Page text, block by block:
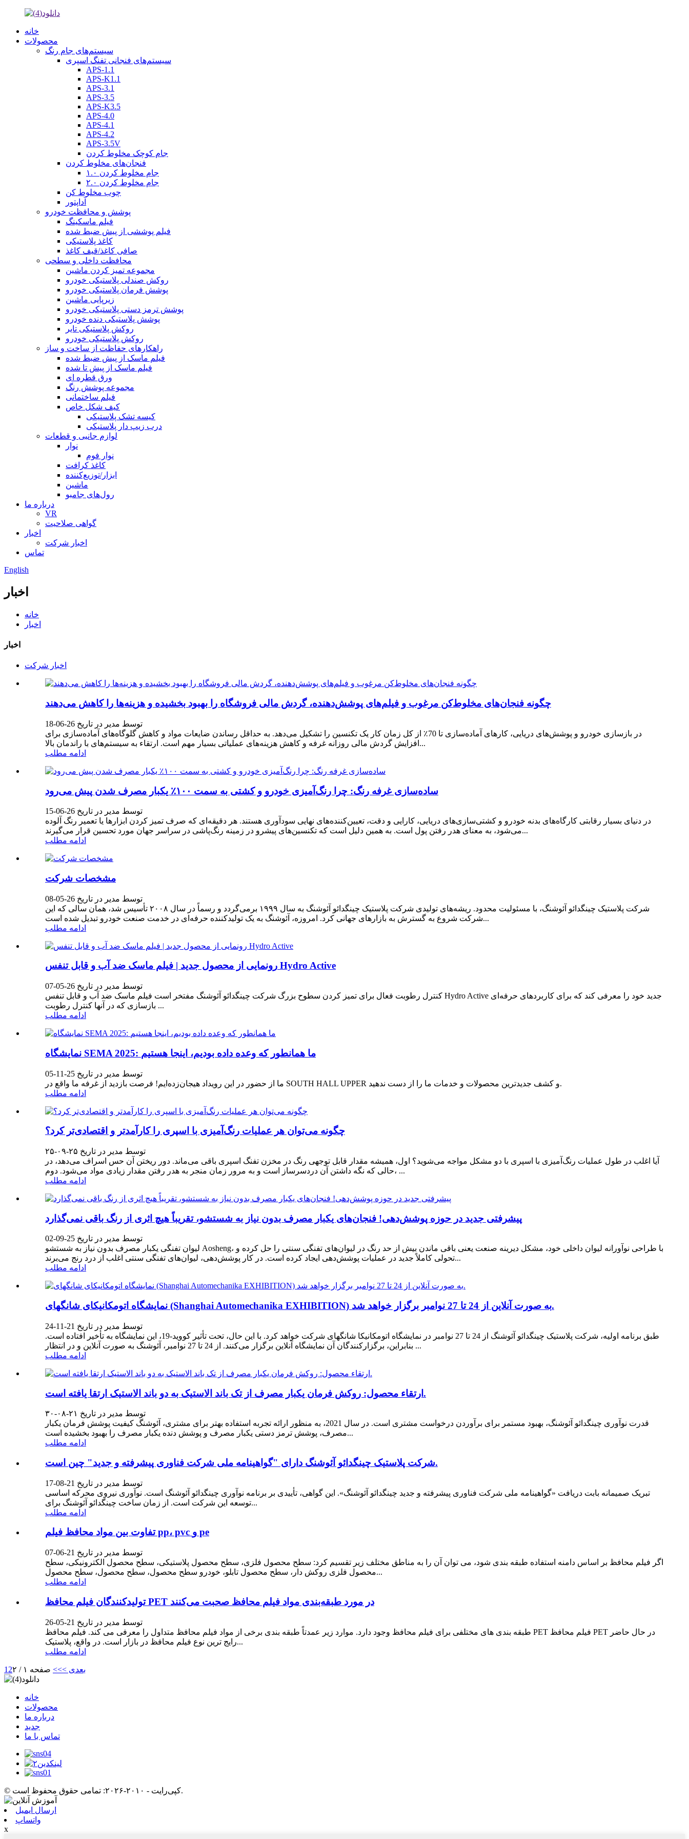
خانه
محصولات
سیستم‌های جام رنگ
سیستم‌های فنجانی تفنگ اسپری
APS-1.1
APS-K1.1
APS-3.1
APS-3.5
APS-K3.5
APS-4.0
APS-4.1
APS-4.2
APS-3.5V
جام کوچک مخلوط کردن
فنجان‌های مخلوط کردن
جام مخلوط کردن ۱.۰
جام مخلوط کردن ۲.۰
چوب مخلوط کن
آداپتور
پوشش و محافظت خودرو
فیلم ماسکینگ
فیلم پوششی از پیش ضبط شده
کاغذ پلاستیکی
صافی کاغذ/قیف کاغذ
محافظت داخلی و سطحی
مجموعه تمیز کردن ماشین
روکش صندلی پلاستیکی خودرو
پوشش فرمان پلاستیکی خودرو
زیرپایی ماشین
پوشش ترمز دستی پلاستیکی خودرو
پوشش پلاستیکی دنده خودرو
روکش پلاستیکی تایر
روکش پلاستیکی خودرو
راهکارهای حفاظت از ساخت و ساز
فیلم ماسک از پیش ضبط شده
فیلم ماسک از پیش تا شده
ورق قطره ای
مجموعه پوشش رنگ
فیلم ساختمانی
کیف شکل خاص
کیسه تشک پلاستیکی
درب زیپ دار پلاستیکی
لوازم جانبی و قطعات
نوار
نوار فوم
کاغذ کرافت
ابزار/توزیع‌کننده
ماشین
رول‌های جامبو
درباره ما
VR
گواهی صلاحیت
اخبار
اخبار شرکت
تماس
English
اخبار
خانه
اخبار
اخبار
اخبار شرکت
چگونه فنجان‌های مخلوط‌کن مرغوب و فیلم‌های پوشش‌دهنده، گردش مالی فروشگاه را بهبود بخشیده و هزینه‌ها را کاهش می‌دهند
توسط مدیر در تاریخ 26-06-18
در بازسازی خودرو و پوشش‌های دریایی، کارهای آماده‌سازی تا 70٪ از کل زمان کار یک تکنسین را تشکیل می‌دهد. به حداقل رساندن ضایعات مواد و کاهش گلوگاه‌های آماده‌سازی برای
افزایش گردش مالی روزانه غرفه و کاهش هزینه‌های عملیاتی بسیار مهم است. ارتقاء به سیستم‌های با راندمان بالا...
ادامه مطلب
ساده‌سازی غرفه رنگ: چرا رنگ‌آمیزی خودرو و کشتی به سمت ۱۰۰٪ یکبار مصرف شدن پیش می‌رود
توسط مدیر در تاریخ 26-06-15
در دنیای بسیار رقابتی کارگاه‌های بدنه خودرو و کشتی‌سازی‌های دریایی، کارایی و دقت، تعیین‌کننده‌های نهایی سودآوری هستند. هر دقیقه‌ای که صرف تمیز کردن ابزارها یا تعمیر رنگ آلوده
می‌شود، به معنای هدر رفتن پول است. به همین دلیل است که تکنسین‌های پیشرو در زمینه رنگ‌پاشی در سراسر جهان مورد تحسین قرار می‌گیرند...
ادامه مطلب
مشخصات شرکت
توسط مدیر در تاریخ 26-05-08
شرکت پلاستیک چینگدائو آئوشنگ، با مسئولیت محدود. ریشه‌های تولیدی شرکت پلاستیک چینگدائو آئوشنگ به سال ۱۹۹۹ برمی‌گردد و رسماً در سال ۲۰۰۸ تأسیس شد، همان سالی که این
شرکت شروع به گسترش به بازارهای جهانی کرد. امروزه، آئوشنگ به یک تولیدکننده حرفه‌ای در خدمت صنعت خودرو تبدیل شده است...
ادامه مطلب
رونمایی از محصول جدید | فیلم ماسک ضد آب و قابل تنفس Hydro Active
توسط مدیر در تاریخ 26-05-07
کنترل رطوبت فعال برای تمیز کردن سطوح بزرگ شرکت چینگدائو آئوشنگ مفتخر است فیلم ماسک ضد آب و قابل تنفس Hydro Active جدید خود را معرفی کند که برای کاربردهای حرفه‌ای
بازسازی که در آنها کنترل رطوبت ...
ادامه مطلب
نمایشگاه SEMA 2025: ما همانطور که وعده داده بودیم، اینجا هستیم
توسط مدیر در تاریخ 25-11-05
ما از حضور در این رویداد هیجان‌زده‌ایم! فرصت بازدید از غرفه ما واقع در SOUTH HALL UPPER و کشف جدیدترین محصولات و خدمات ما را از دست ندهید.
ادامه مطلب
چگونه می‌توان هر عملیات رنگ‌آمیزی با اسپری را کارآمدتر و اقتصادی‌تر کرد؟
توسط مدیر در تاریخ ۲۵-۰۹-۲۵
آیا اغلب در طول عملیات رنگ‌آمیزی با اسپری با دو مشکل مواجه می‌شوید؟ اول، همیشه مقدار قابل توجهی رنگ در مخزن تفنگ اسپری باقی می‌ماند. دور ریختن آن حس اسراف می‌دهد، در
حالی که نگه داشتن آن دردسرساز است و به مرور زمان منجر به هدر رفتن مقدار زیادی مواد می‌شود. دوم، ...
ادامه مطلب
پیشرفتی جدید در حوزه پوشش‌دهی! فنجان‌های یکبار مصرف بدون نیاز به شستشو، تقریباً هیچ اثری از رنگ باقی نمی‌گذارد
توسط مدیر در تاریخ 25-09-02
لیوان تفنگی یکبار مصرف بدون نیاز به شستشو Aosheng، با طراحی نوآورانه لیوان داخلی خود، مشکل دیرینه صنعت یعنی باقی ماندن بیش از حد رنگ در لیوان‌های تفنگی سنتی را حل کرده و
تحولی کاملاً جدید در عملیات پوشش‌دهی ایجاد کرده است. در کار پوشش‌دهی، لیوان‌های تفنگی سنتی اغلب از درد رنج می‌برند...
ادامه مطلب
نمایشگاه اتومکانیکای شانگهای (Shanghai Automechanika EXHIBITION) به صورت آنلاین از 24 تا 27 نوامبر برگزار خواهد شد.
توسط مدیر در تاریخ 21-11-24
طبق برنامه اولیه، شرکت پلاستیک چینگدائو آئوشنگ از 24 تا 27 نوامبر در نمایشگاه اتومکانیکا شانگهای شرکت خواهد کرد. با این حال، تحت تأثیر کووید-19، این نمایشگاه به تأخیر افتاده است.
بنابراین، برگزارکنندگان آن نمایشگاه آنلاین برگزار می‌کنند. از 24 تا 27 نوامبر، آئوشنگ به صورت آنلاین و در انتظار ...
ادامه مطلب
ارتقاء محصول: روکش فرمان یکبار مصرف از تک باند الاستیک به دو باند الاستیک ارتقا یافته است.
توسط مدیر در تاریخ ۲۱-۰۸-۳۰
قدرت نوآوری چینگدائو آئوشنگ، بهبود مستمر برای برآوردن درخواست مشتری است. در سال 2021، به منظور ارائه تجربه استفاده بهتر برای مشتری، آئوشنگ کیفیت پوشش فرمان یکبار
مصرف، پوشش ترمز دستی یکبار مصرف و پوشش دنده یکبار مصرف را بهبود بخشیده است...
ادامه مطلب
شرکت پلاستیک چینگدائو آئوشنگ دارای "گواهینامه ملی شرکت فناوری پیشرفته و جدید" چین است.
توسط مدیر در تاریخ 21-08-17
تبریک صمیمانه بابت دریافت «گواهینامه ملی شرکت فناوری پیشرفته و جدید چینگدائو آئوشنگ». این گواهی، تأییدی بر برنامه نوآوری چینگدائو آئوشنگ است. نوآوری نیروی محرکه اساسی
توسعه این شرکت است. از زمان ساخت چینگدائو آئوشنگ برای...
ادامه مطلب
تفاوت بین مواد محافظ فیلم pp، pvc و pe
توسط مدیر در تاریخ 21-06-07
اگر فیلم محافظ بر اساس دامنه استفاده طبقه بندی شود، می توان آن را به مناطق مختلف زیر تقسیم کرد: سطح محصول فلزی، سطح محصول پلاستیکی، سطح محصول الکترونیکی، سطح
محصول فلزی روکش دار، سطح محصول تابلو، خودرو سطح محصول، سطح محصول، سطح محصول...
ادامه مطلب
تولیدکنندگان فیلم محافظ PET در مورد طبقه‌بندی مواد فیلم محافظ صحبت می‌کنند
توسط مدیر در تاریخ 21-05-26
طبقه بندی های مختلفی برای فیلم محافظ وجود دارد. موارد زیر عمدتاً طبقه بندی برخی از مواد فیلم محافظ متداول را معرفی می کند. فیلم محافظ PET فیلم محافظ PET در حال حاضر
رایج ترین نوع فیلم محافظ در بازار است. در واقع، پلاستیک...
ادامه مطلب
1 2 بعدی >>> صفحه ۱ / ۲
خانه
محصولات
درباره ما
جدید
تماس با ما
© کپی‌رایت - ۲۰۱۰-۲۰۲۶: تمامی حقوق محفوظ است.
ارسال ایمیل
واتساپ
x